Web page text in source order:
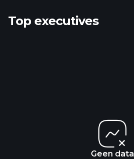
Top executives
Geen data